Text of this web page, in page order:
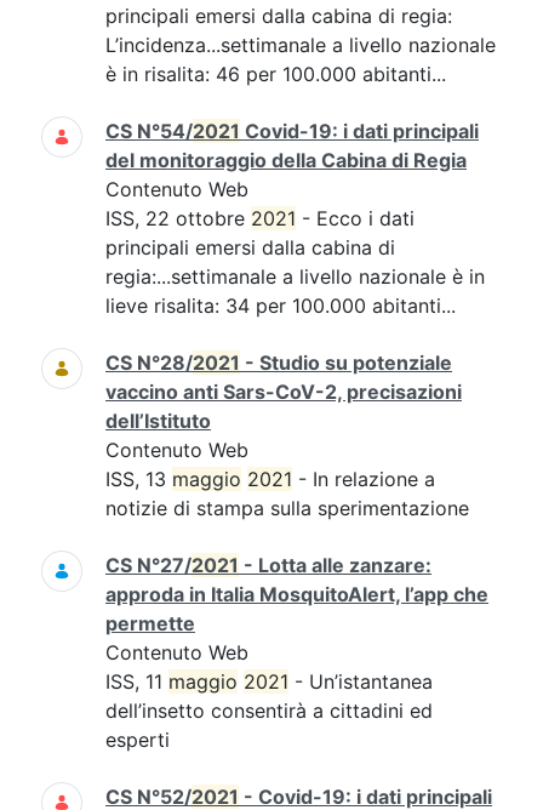
principali emersi dalla cabina di regia:
L’incidenza...settimanale a livello nazionale
è in risalita: 46 per 100.000 abitanti...
CS N°54/2021 Covid-19: i dati principali
del monitoraggio della Cabina di Regia
Contenuto Web
ISS, 22 ottobre 2021 - Ecco i dati
principali emersi dalla cabina di
regia:...settimanale a livello nazionale è in
lieve risalita: 34 per 100.000 abitanti...
CS N°28/2021 - Studio su potenziale
vaccino anti Sars-CoV-2, precisazioni
dell’Istituto
Contenuto Web
ISS, 13 maggio 2021 - In relazione a
notizie di stampa sulla sperimentazione
CS N°27/2021 - Lotta alle zanzare:
approda in Italia MosquitoAlert, l’app che
permette
Contenuto Web
ISS, 11 maggio 2021 - Un’istantanea
dell’insetto consentirà a cittadini ed
esperti
CS N°52/2021 - Covid-19: i dati principali